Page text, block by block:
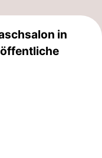
in